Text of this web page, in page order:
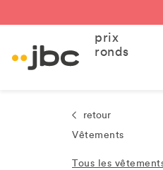
prix
ronds
retour
Vêtements
Tous les